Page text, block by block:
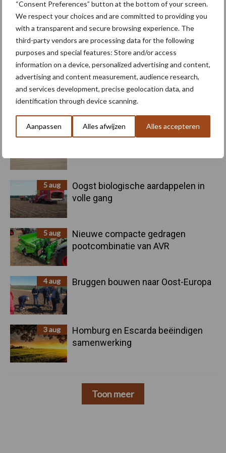
“Consent Preferences” button at the bottom of your screen.
We respect your choices and are committed to providing you
with a transparent and secure browsing experience. The
third-party vendors are processing data for the following
purposes and special features: Store and/or access
information on a device, personalized advertising and content,
advertising and content measurement, audience research,
and services development, precise geolocation data, and
identification through device scanning.
Aanpassen Alles afwijzen Alles accepteren
Primaire
Sidebar
6 aug
"Hoge verwachtingen van schijven
5 aug
Oogst biologische aardappelen in
volle gang
5 aug
Nieuwe compacte gedragen
pootcombinatie van AVR
4 aug Bruggen bouwen naar Oost-Europa
3 aug
Homburg en Escarda beëindigen
samenwerking
Toon meer
Toon meer